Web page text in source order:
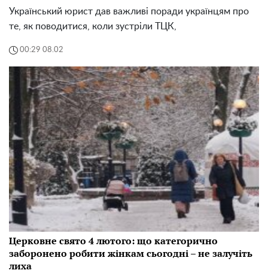
Український юрист дав важливі поради українцям про
те, як поводитися, коли зустріли ТЦК,
00:29 08.02
Церковне свято 4 лютого: що категорично
заборонено робити жінкам сьогодні – не залучіть
лиха